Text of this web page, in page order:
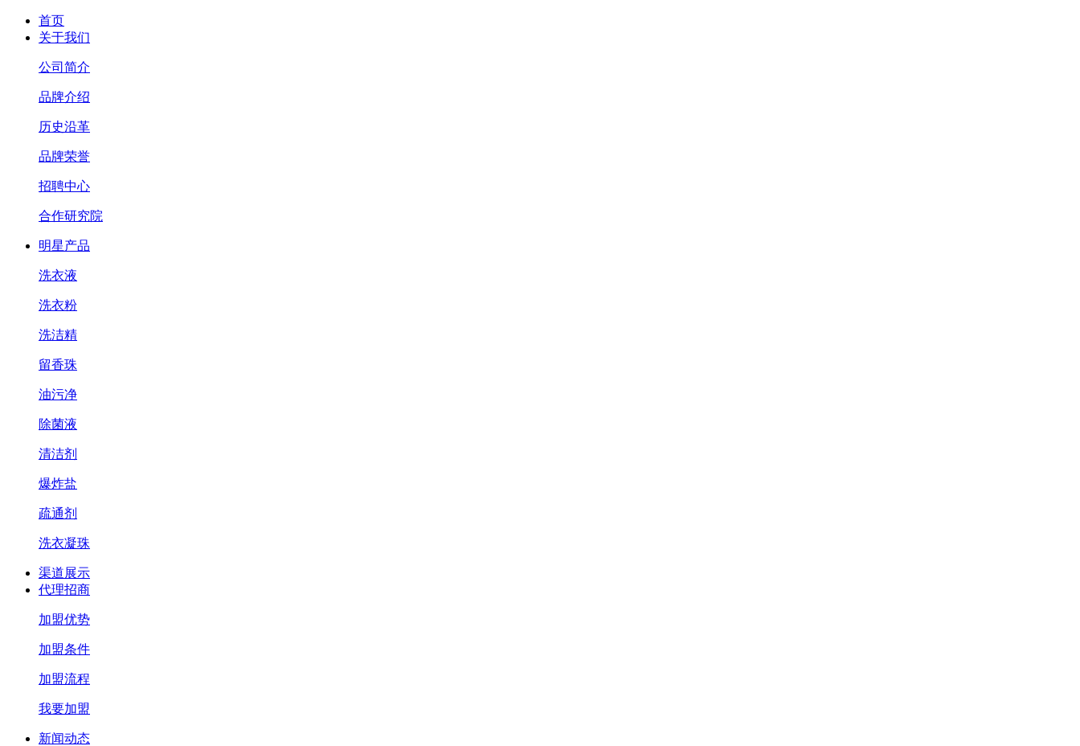
首页
关于我们
公司简介
品牌介绍
历史沿革
品牌荣誉
招聘中心
合作研究院
明星产品
洗衣液
洗衣粉
洗洁精
留香珠
油污净
除菌液
清洁剂
爆炸盐
疏通剂
洗衣凝珠
渠道展示
代理招商
加盟优势
加盟条件
加盟流程
我要加盟
新闻动态